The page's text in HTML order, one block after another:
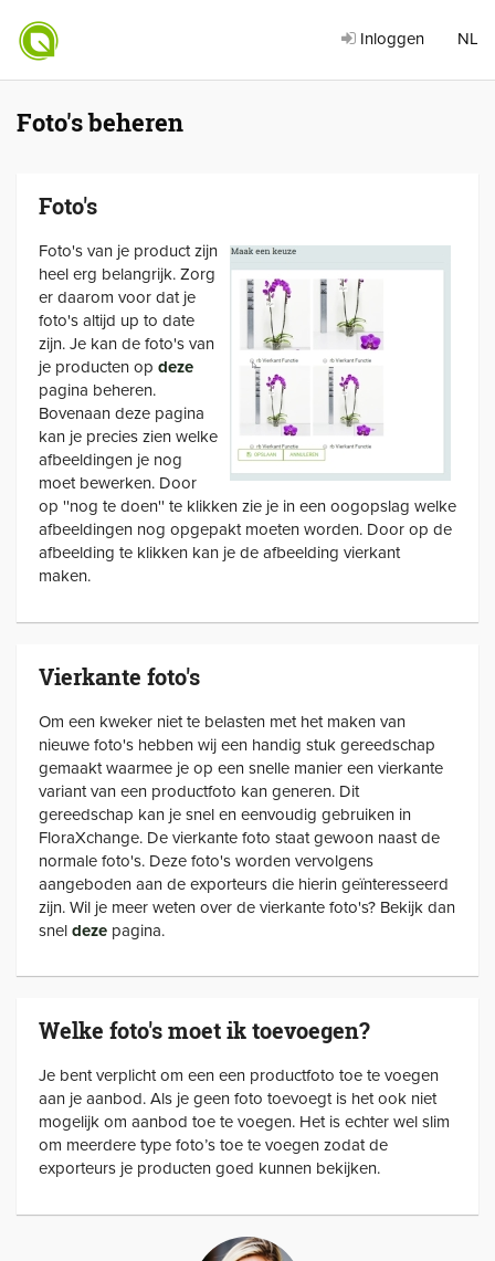
Inloggen NL
Foto's beheren
Foto's
Foto's van je product zijn
heel erg belangrijk. Zorg
er daarom voor dat je
foto's altijd up to date
zijn. Je kan de foto's van
je producten op deze
pagina beheren.
Bovenaan deze pagina
kan je precies zien welke
afbeeldingen je nog
moet bewerken. Door
op ''nog te doen'' te klikken zie je in een oogopslag welke
afbeeldingen nog opgepakt moeten worden. Door op de
afbeelding te klikken kan je de afbeelding vierkant
maken.
Vierkante foto's
Om een kweker niet te belasten met het maken van
nieuwe foto's hebben wij een handig stuk gereedschap
gemaakt waarmee je op een snelle manier een vierkante
variant van een productfoto kan generen. Dit
gereedschap kan je snel en eenvoudig gebruiken in
FloraXchange. De vierkante foto staat gewoon naast de
normale foto's. Deze foto's worden vervolgens
aangeboden aan de exporteurs die hierin geïnteresseerd
zijn. Wil je meer weten over de vierkante foto's? Bekijk dan
snel deze pagina.
Welke foto's moet ik toevoegen?
Je bent verplicht om een een productfoto toe te voegen
aan je aanbod. Als je geen foto toevoegt is het ook niet
mogelijk om aanbod toe te voegen. Het is echter wel slim
om meerdere type foto’s toe te voegen zodat de
exporteurs je producten goed kunnen bekijken.